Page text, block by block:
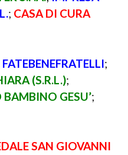
; CASA DI CURA
;
(S.R.L.);
GESU’;
SAN GIOVANNI